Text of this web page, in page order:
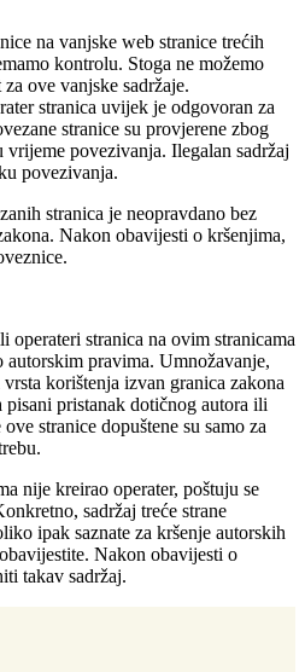
na vanjske web stranice trećih
kontrolu. Stoga ne možemo
ove vanjske sadržaje.
stranica uvijek je odgovoran za
stranice su provjerene zbog
povezivanja. Ilegalan sadržaj
povezivanja.
stranica je neopravdano bez
Nakon obavijesti o kršenjima,
operateri stranica na ovim stranicama
pravima. Umnožavanje,
korištenja izvan granica zakona
pristanak dotičnog autora ili
stranice dopuštene su samo za
nije kreirao operater, poštuju se
sadržaj treće strane
ipak saznate za kršenje autorskih
Nakon obavijesti o
takav sadržaj.